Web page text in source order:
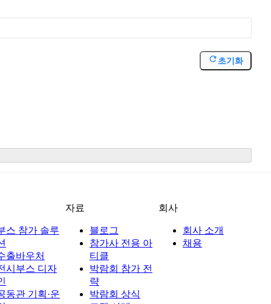
초기화
스 참가 솔루
출바우처
시부스 디자
동관 기획·운
자료
블로그
참가사 전용 아
티클
박람회 참가 전
략
박람회 상식
회사
회사 소개
채용